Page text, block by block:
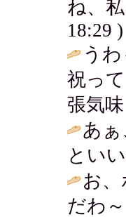
ね、
18:29 )
う
祝っ
張気
あ
とい
お
だわ